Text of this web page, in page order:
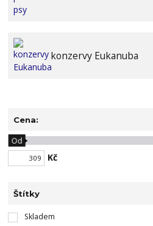
konzervy Eukanuba
Cena:
Kč
Od
Štítky
Skladem